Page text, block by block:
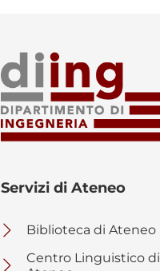
Servizi di Ateneo
Biblioteca di Ateneo
Centro Linguistico di